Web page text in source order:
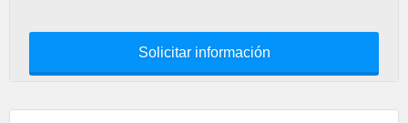
Solicitar información